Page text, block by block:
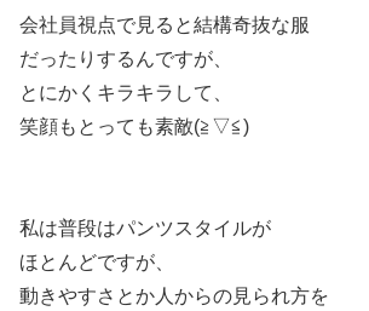
会社員視点で見ると結構奇抜な服
だったりするんですが、
とにかくキラキラして、
笑顔もとっても素敵(≧▽≦)
私は普段はパンツスタイルが
ほとんどですが、
動きやすさとか人からの見られ方を